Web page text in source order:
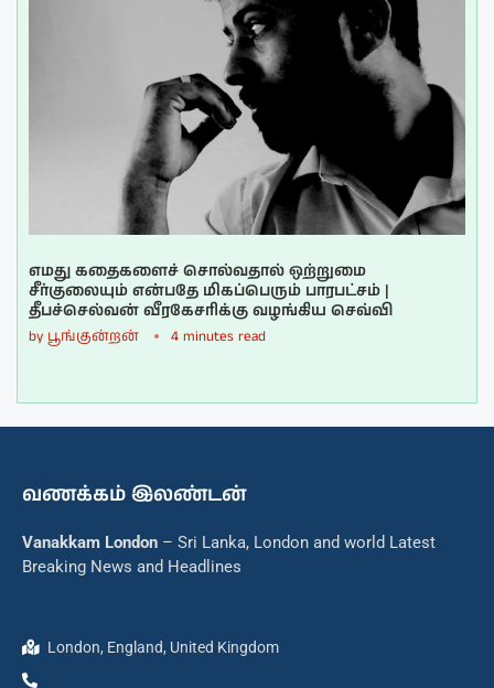
எமது கதைகளைச் சொல்வதால் ஒற்றுமை
சீர்குலையும் என்பதே மிகப்பெரும் பாரபட்சம் |
தீபச்செல்வன் வீரகேசரிக்கு வழங்கிய செவ்வி
by பூங்குன்றன் 4 minutes read
வணக்கம் இலண்டன்
Vanakkam London – Sri Lanka, London and world Latest
Breaking News and Headlines
London, England, United Kingdom